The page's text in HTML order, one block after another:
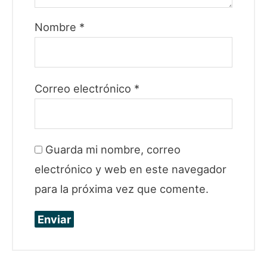
Nombre *
Correo electrónico *
Guarda mi nombre, correo
electrónico y web en este navegador
para la próxima vez que comente.